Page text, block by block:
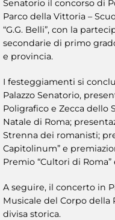
Senatorio il concorso di
Parco della Vittoria –
“G.G. Belli”, con la
secondarie di primo
e provincia.
I festeggiamenti si
Palazzo Senatorio,
Poligrafico e Zecca dello
Natale di Roma;
Strenna dei romanisti;
Capitolinum” e
Premio “Cultori di
A seguire, il concerto in
Musicale del Corpo della
divisa storica.